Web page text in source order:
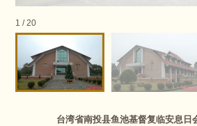
1 /20
台湾省南投县鱼池基督复临安息日